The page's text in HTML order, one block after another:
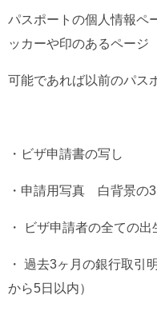
パスポートの個人情報ペ
ッカーや印のあるページ
可能であれば以前のパス
・ビザ申請書の写し
・申請用写真 白背景の
・ ビザ申請者の全ての
・ 過去3ヶ月の銀行取引
から5日以内）